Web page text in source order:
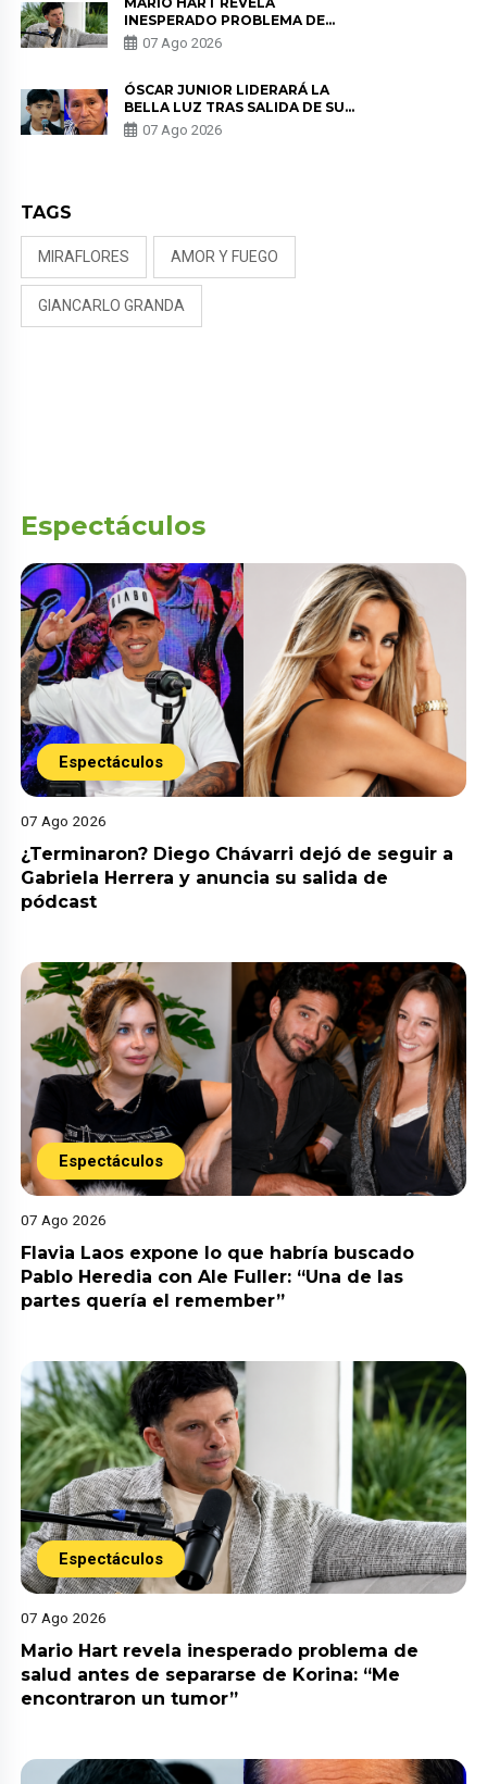
INESPERADO PROBLEMA DE
SALUD ANTES DE SEPARARSE DE
KORINA: “ME ENCONTRARON UN
07 Ago 2026
ÓSCAR JUNIOR LIDERARÁ LA
BELLA LUZ TRAS SALIDA DE SU
PADRE POR POLÉMICA CON
NALDY SALDAÑA
07 Ago 2026
TAGS
MIRAFLORES AMOR Y FUEGO
GIANCARLO GRANDA
Espectáculos
Espectáculos
07 Ago 2026
¿Terminaron? Diego Chávarri dejó de seguir a
Gabriela Herrera y anuncia su salida de
pódcast
Espectáculos
07 Ago 2026
Flavia Laos expone lo que habría buscado
Pablo Heredia con Ale Fuller: “Una de las
partes quería el remember”
Espectáculos
07 Ago 2026
Mario Hart revela inesperado problema de
salud antes de separarse de Korina: “Me
encontraron un tumor”